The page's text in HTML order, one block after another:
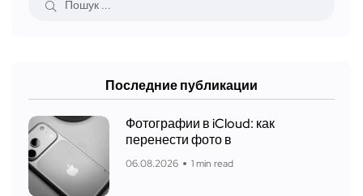
Последние публикации
Фотографии в iCloud: как
перенести фото в
06.08.2026 1 min read